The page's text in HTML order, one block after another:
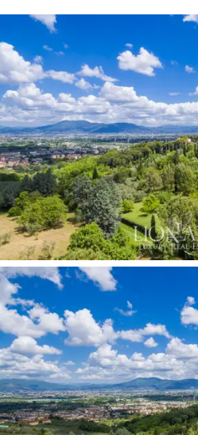
この豪華なヴィラを取り
600m2の住宅用に適した
あります。
これは真の夢の別荘であ
および文化的遺産に恵ま
に楽しむのに理想的な場